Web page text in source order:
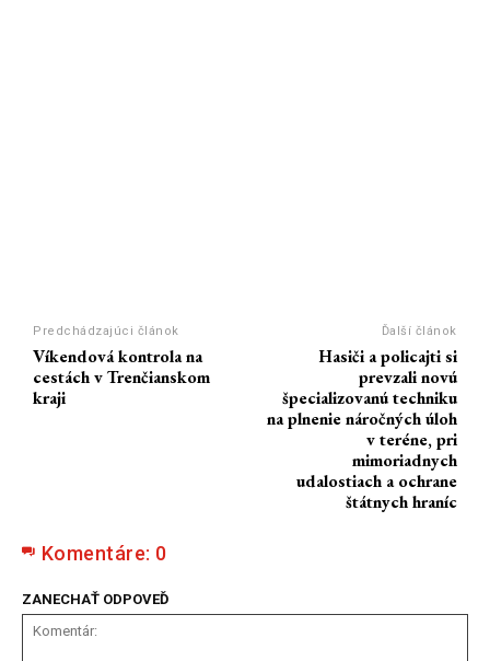
Predchádzajúci článok
Víkendová kontrola na
cestách v Trenčianskom
kraji
Ďalší článok
Hasiči a policajti si
prevzali novú
špecializovanú techniku
na plnenie náročných úloh
v teréne, pri
mimoriadnych
udalostiach a ochrane
štátnych hraníc
Komentáre: 0
ZANECHAŤ ODPOVEĎ